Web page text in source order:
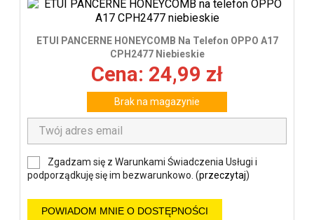
ETUI PANCERNE HONEYCOMB Na Telefon OPPO A17
CPH2477 Niebieskie
Cena: 24,99 zł
Brak na magazynie
Zgadzam się z Warunkami Świadczenia Usługi i
podporządkuję się im bezwarunkowo. (przeczytaj)
POWIADOM MNIE O DOSTĘPNOŚCI